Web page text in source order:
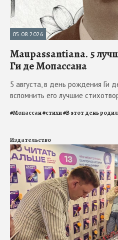
05.08.2026
Maupassantiana. 5
Ги де Мопассана
5 августа, в день рождения Ги
вспомнить его лучшие
#Мопассан#стихи#В этот день
Издательство